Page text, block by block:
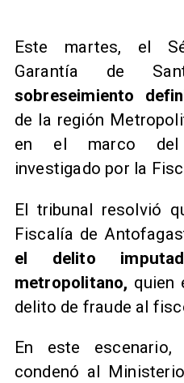
​Este martes, el
Garantía de
sobreseimiento
de la región
en el marco
investigado por la
El tribunal resolvió
Fiscalía de
el delito
metropolitano, quien
delito de fraude al
En este
condenó al